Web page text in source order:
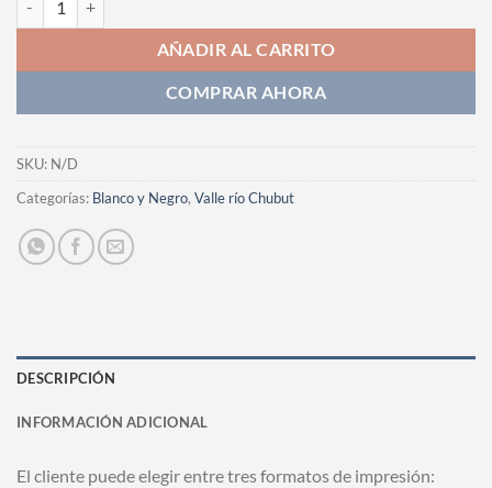
AÑADIR AL CARRITO
COMPRAR AHORA
SKU: N/D
Categorías: Blanco y Negro, Valle río Chubut
DESCRIPCIÓN
INFORMACIÓN ADICIONAL
El cliente puede elegir entre tres formatos de impresión: